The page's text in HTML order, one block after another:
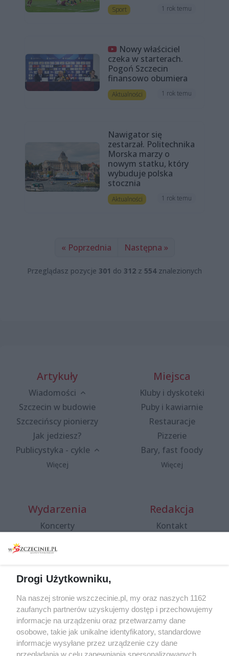
Sport 1 rok temu
Nowy właściciel
czeka w starterach.
Pogoń Szczecin
finansowo obumiera
Aktualności 1 rok temu
Nawigator się
zestarzał. Politechnika
Morska marzy o
nowym statku, który
wybuduje polska
stocznia
Aktualności 1 rok temu
« Poprzednia Następna »
Przeglądasz pozycje 301 do 312 z 554znalezionych
Artykuły
Wiadomości
Szczecin w budowie
Szczecińscy pionierzy
Jak jedziesz?
Publicystyka - cykle
Więcej
Miejsca
Kluby i dyskoteki
Puby i kawiarnie
Restauracje
Pizzerie
Bary, fast foody
Więcej
Wydarzenia
Koncerty
Spacery i oprowadzania
targi
Wernisaże
Więcej
Redakcja
Kontakt
Specjalny koncert z okazji
20. urodzin portalu
wSzczecinie.pl
Regulamin konkursów
śniadaniówka "Hej
Drogi Użytkowniku,
Na naszej stronie wszczecinie.pl, my oraz naszych 1162
zaufanych partnerów uzyskujemy dostęp i przechowujemy
informacje na urządzeniu oraz przetwarzamy dane
osobowe, takie jak unikalne identyfikatory, standardowe
informacje wysyłane przez urządzenie czy dane
przeglądania w celu zapewniania spersonalizowanych